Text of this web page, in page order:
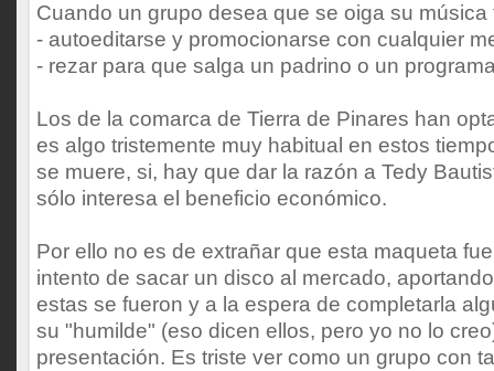
Cuando un grupo desea que se oiga su
- autoeditarse y promocionarse con cualquier
- rezar para que salga un padrino o un
Los de la comarca de Tierra de Pinares han
es algo tristemente muy habitual en estos
se muere, si, hay que dar la razón a Tedy
sólo interesa el beneficio económico.
Por ello no es de extrañar que esta maqueta
intento de sacar un disco al mercado,
estas se fueron y a la espera de completarla
su "humilde" (eso dicen ellos, pero yo no lo
presentación. Es triste ver como un grupo con